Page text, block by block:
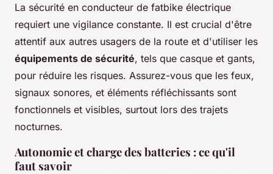
La sécurité en conducteur de fatbike électrique
requiert une vigilance constante. Il est crucial d'être
attentif aux autres usagers de la route et d'utiliser les
équipements de sécurité, tels que casque et gants,
pour réduire les risques. Assurez-vous que les feux,
signaux sonores, et éléments réfléchissants sont
fonctionnels et visibles, surtout lors des trajets
nocturnes.
Autonomie et charge des batteries : ce qu'il
faut savoir